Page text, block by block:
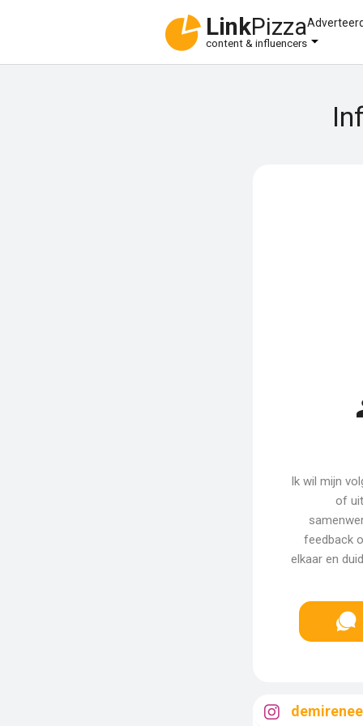
LinkPizza
content & influencers
Ik wil mijn
of
feedback
elkaar en